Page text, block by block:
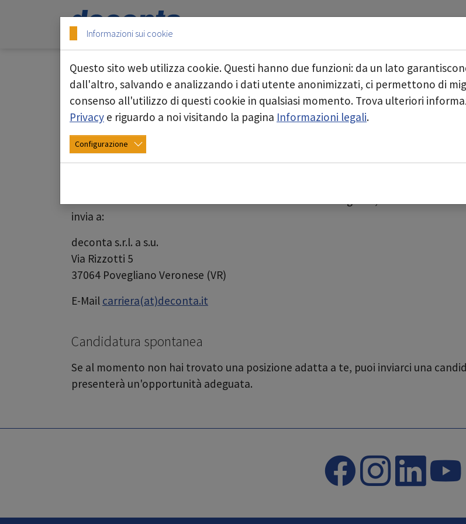
Skip to main content
Skip to page footer
Dai forma al tuo futuro - unisciti a deconta!
Attualmente siamo alla ricerca di persone che vogliano crescere con
invia a:
deconta s.r.l. a s.u.
Via Rizzotti 5
37064 Povegliano Veronese (VR)
E-Mail carriera(at)deconta.it
Candidatura spontanea
Se al momento non hai trovato una posizione adatta a te, puoi inviarci una
presenterà un'opportunità adeguata.
Informazioni sui cookie
Questo sito web utilizza cookie. Questi hanno due funzioni: da un lato
dall'altro, salvando e analizzando i dati utente anonimizzati, ci permettono di
consenso all'utilizzo di questi cookie in qualsiasi momento. Trova ulteriori
Privacy e riguardo a noi visitando la pagina Informazioni legali.
Configurazione